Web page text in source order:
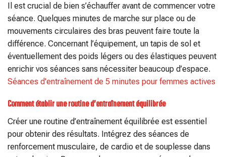
Il est crucial de bien s’échauffer avant de commencer votre
séance. Quelques minutes de marche sur place ou de
mouvements circulaires des bras peuvent faire toute la
différence. Concernant l’équipement, un tapis de sol et
éventuellement des poids légers ou des élastiques peuvent
enrichir vos séances sans nécessiter beaucoup d’espace.
Séances d'entraînement de 5 minutes pour femmes actives
Comment établir une routine d’entraînement équilibrée
Créer une routine d’entraînement équilibrée est essentiel
pour obtenir des résultats. Intégrez des séances de
renforcement musculaire, de cardio et de souplesse dans